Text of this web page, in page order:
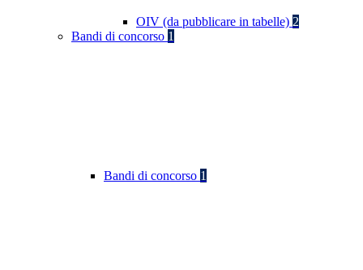
OIV (da pubblicare in tabelle) 2
Bandi di concorso 1
Bandi di concorso 1